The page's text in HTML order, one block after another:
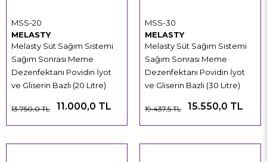
MELASTY
Melasty Süt Sağım Sistemi
Sağım Sonrası Meme
Dezenfektanı Povidin İyot
ve Gliserin Bazlı (20 Litre)
MSS-20
11.000,0 TL
13.750,0 TL
MELASTY
Melasty Süt Sağım Sistemi
Sağım Sonrası Meme
Dezenfektanı Povidin İyot
ve Gliserin Bazlı (30 Litre)
MSS-30
15.550,0 TL
19.437,5 TL